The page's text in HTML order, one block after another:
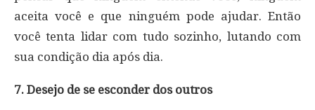
aceita você e que ninguém pode ajudar. Então
você tenta lidar com tudo sozinho, lutando com
sua condição dia após dia.
7. Desejo de se esconder dos outros